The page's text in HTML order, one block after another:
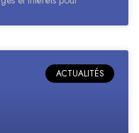
ACTUALITÉS